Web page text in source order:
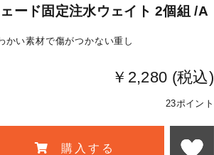
ード固定注水ウェイト 2個組 /A
かい素材で傷がつかない重し
￥2,280 (税込)
23ポイント
購入する